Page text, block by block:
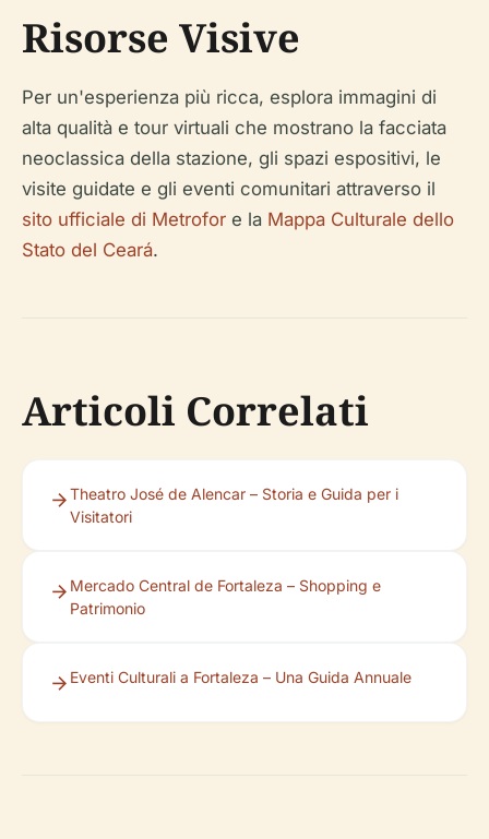
Risorse Visive
Per un'esperienza più ricca, esplora immagini di
alta qualità e tour virtuali che mostrano la facciata
neoclassica della stazione, gli spazi espositivi, le
visite guidate e gli eventi comunitari attraverso il
sito ufficiale di Metrofor e la Mappa Culturale dello
Stato del Ceará.
Articoli Correlati
Theatro José de Alencar – Storia e Guida per i
Visitatori
Mercado Central de Fortaleza – Shopping e
Patrimonio
Eventi Culturali a Fortaleza – Una Guida Annuale